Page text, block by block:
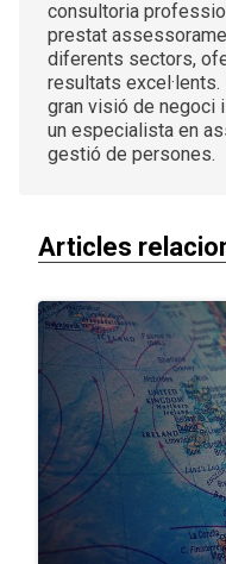
consultoria
prestat
diferents sectors,
resultats
gran visió de negoci
un especialista en
gestió de persones.
Articles